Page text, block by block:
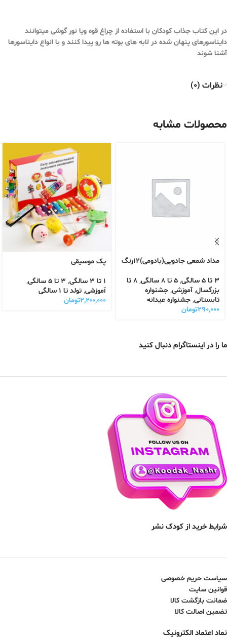
در این کتاب جذاب کودکان با استفاده از چراغ قوه ویا نور گوشی میتوانند
دایناسورهای پنهان شده در لابه های بوته ها رو پیدا کنند و با انواع دایناسورها
آشنا شوند
نظرات (0)
محصولات مشابه
مداد شمعی جادویی(بادومی)۱۲رنگ
3 تا 5 سالگی , 5 تا 8 سالگی ,
8 تا
بزرگسال, آموزشی, جشنواره
تابستانی, جشنواره عیدانه
۲۹۰,۰۰۰تومان
پک‌ موسیقی
1 تا 3 سالگی , 3 تا 5 سالگی
,
آموزشی, تولد تا 1 سالگی
۲,۲۰۰,۰۰۰تومان
ما را در اینستاگرام دنبال کنید
شرایط خرید از کودک نشر
سیاست حریم خصوصی
قوانین سایت
ضمانت بازگشت کالا
تضمین اصالت کالا
نماد اعتماد الکترونیک